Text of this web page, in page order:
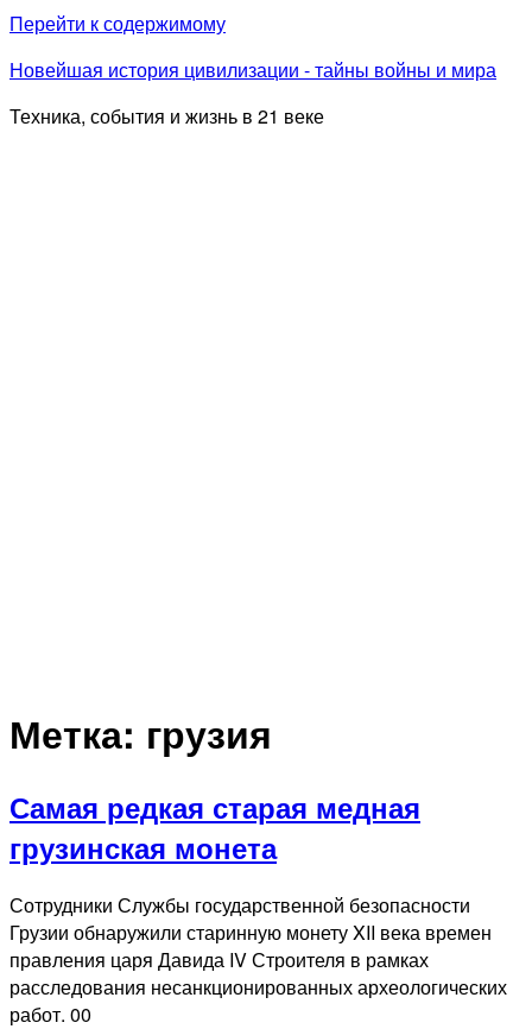
Перейти к содержимому
Новейшая история цивилизации - тайны войны и мира
Техника, события и жизнь в 21 веке
Метка: грузия
Самая редкая старая медная
грузинская монета
Сотрудники Службы государственной безопасности
Грузии обнаружили старинную монету XII века времен
правления царя Давида IV Строителя в рамках
расследования несанкционированных археологических
работ. 00